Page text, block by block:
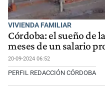
VIVIENDA FAMILIAR
Córdoba: el sueño de
meses de un salario
20-09-2024 06:52
PERFIL REDACCIÓN CÓRDOBA